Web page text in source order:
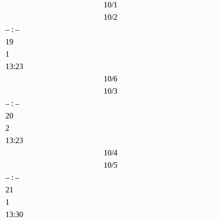
10/1
10/2
– : –
19
1
13:23
10/6
10/3
– : –
20
2
13:23
10/4
10/5
– : –
21
1
13:30